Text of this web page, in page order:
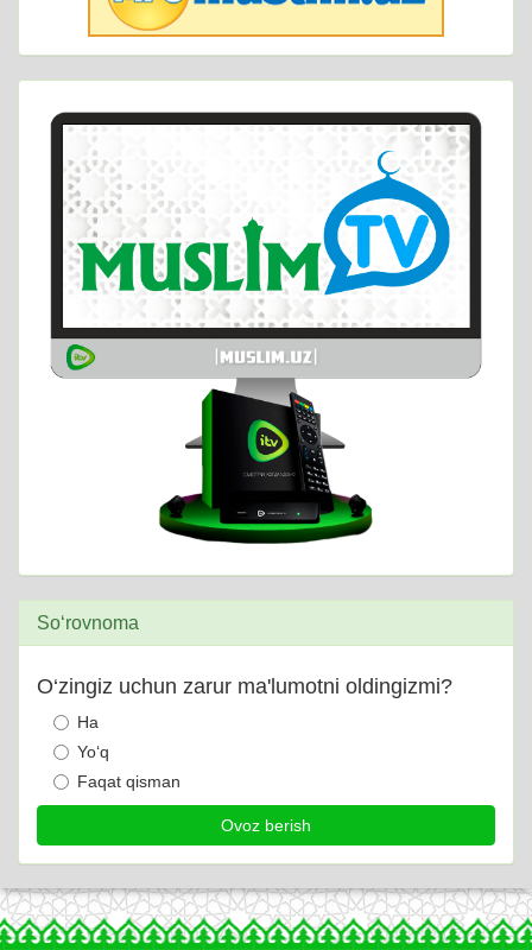
So‘rovnoma
O‘zingiz uchun zarur ma'lumotni oldingizmi?
Ha
Yo‘q
Faqat qisman